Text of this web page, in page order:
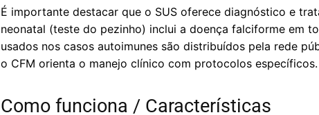
É importante destacar que o SUS oferece diagnóstico e
neonatal (teste do pezinho) inclui a doença falciforme em
usados nos casos autoimunes são distribuídos pela rede
o CFM orienta o manejo clínico com protocolos específicos.
Como funciona / Características